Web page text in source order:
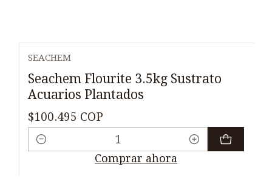
SEACHEM
Seachem Flourite 3.5kg Sustrato
Acuarios Plantados
$100.495 COP
Cantidad
Comprar ahora